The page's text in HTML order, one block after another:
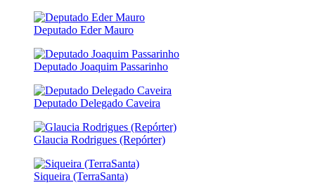
Deputado Eder Mauro
Deputado Joaquim Passarinho
Deputado Delegado Caveira
Glaucia Rodrigues (Repórter)
Siqueira (TerraSanta)